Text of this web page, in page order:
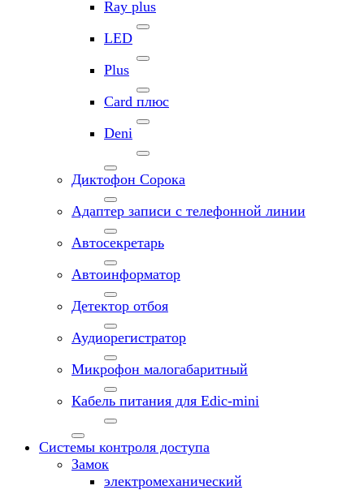
Ray plus
LED
Plus
Card плюс
Deni
Диктофон Сорока
Адаптер записи с телефонной линии
Автосекретарь
Автоинформатор
Детектор отбоя
Аудиорегистратор
Микрофон малогабаритный
Кабель питания для Edic-mini
Системы контроля доступа
Замок
электромеханический